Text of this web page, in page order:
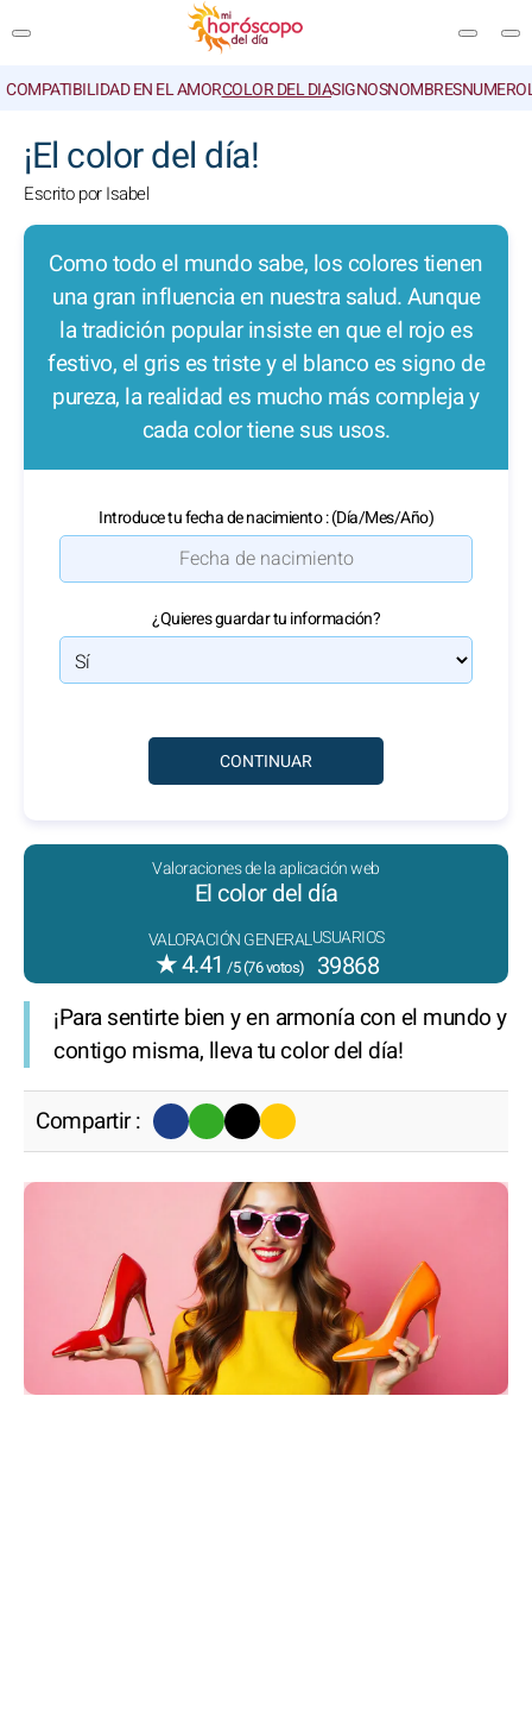
COMPATIBILIDAD EN EL AMORCOLOR DEL DIASIGNOSNOMBRES
¡El color del día!
Escrito por Isabel
Como todo el mundo sabe, los colores tienen
una gran influencia en nuestra salud. Aunque
la tradición popular insiste en que el rojo es
festivo, el gris es triste y el blanco es signo de
pureza, la realidad es mucho más compleja y
cada color tiene sus usos.
Introduce tu fecha de nacimiento : (Día/Mes/Año)
¿Quieres guardar tu información?
Valoraciones de la aplicación web
El color del día
VALORACIÓN GENERAL
★4.41 /5 (76votos)
USUARIOS
39868
¡Para sentirte bien y en armonía con el mundo y
contigo misma, lleva tu color del día!
Compartir :